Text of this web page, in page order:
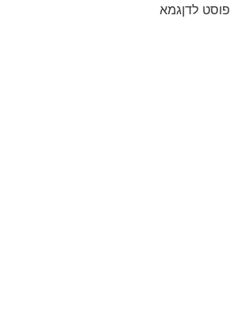
פוסט לדןגמא